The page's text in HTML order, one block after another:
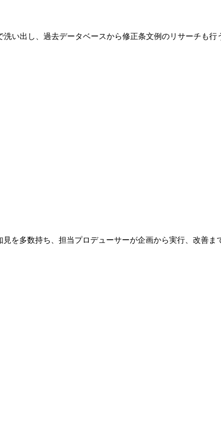
い出し、過去データベースから修正条文例のリサーチも
を多数持ち、担当プロデューサーが企画から実行、改善